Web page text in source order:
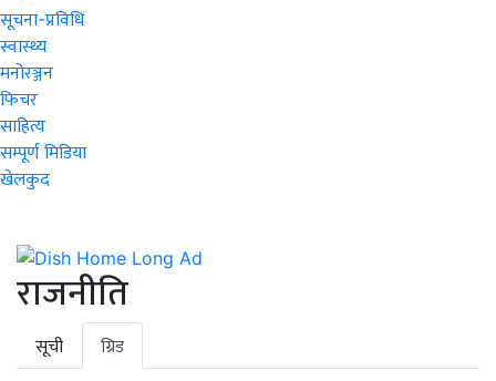
सूचना-प्रविधि
स्वास्थ्य
मनोरञ्जन
फिचर
साहित्य
सम्पूर्ण मिडिया
खेलकुद
राजनीति
सूची ग्रिड